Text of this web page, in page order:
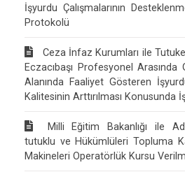
İşyurdu Çalışmalarının
Protokolü
Ceza İnfaz Kurumları ile
Eczacıbaşı Profesyonel
Alanında Faaliyet Gösteren
Kalitesinin Arttırılması Konusunda
Milli Eğitim Bakanlığı ile
tutuklu ve Hükümlüleri Topluma
Makineleri Operatörlük Kursu